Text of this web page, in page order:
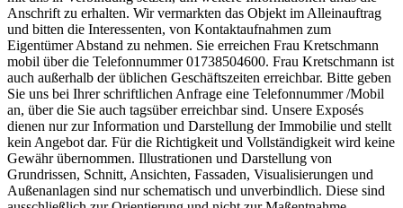
Anschrift zu erhalten. Wir vermarkten das Objekt im Alleinauftrag
und bitten die Interessenten, von Kontaktaufnahmen zum
Eigentümer Abstand zu nehmen. Sie erreichen Frau Kretschmann
mobil über die Telefonnummer 01738504600. Frau Kretschmann ist
auch außerhalb der üblichen Geschäftszeiten erreichbar. Bitte geben
Sie uns bei Ihrer schriftlichen Anfrage eine Telefonnummer /Mobil
an, über die Sie auch tagsüber erreichbar sind. Unsere Exposés
dienen nur zur Information und Darstellung der Immobilie und stellt
kein Angebot dar. Für die Richtigkeit und Vollständigkeit wird keine
Gewähr übernommen. Illustrationen und Darstellung von
Grundrissen, Schnitt, Ansichten, Fassaden, Visualisierungen und
Außenanlagen sind nur schematisch und unverbindlich. Diese sind